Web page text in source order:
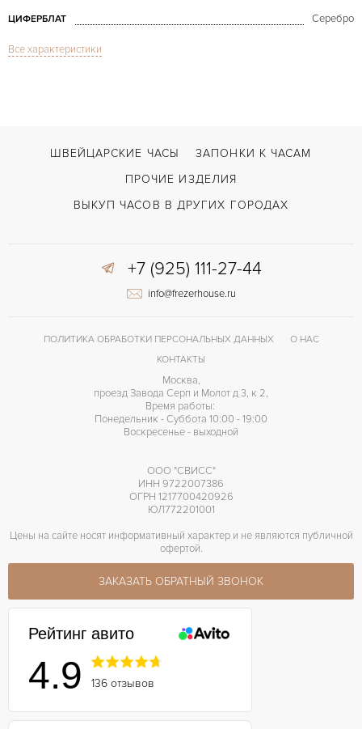
ЦИФЕРБЛАТ Серебро
СТЕКЛО
ВОЗМОЖНОСТИ ДОСТАВКИ С документами
Двойной сложности застежка
Все характеристики
ШВЕЙЦАРСКИЕ ЧАСЫ
ЗАПОНКИ К ЧАСАМ
ПРОЧИЕ ИЗДЕЛИЯ
ВЫКУП ЧАСОВ В ДРУГИХ ГОРОДАХ
+7 (925) 111-27-44
info@frezerhouse.ru
ПОЛИТИКА ОБРАБОТКИ ПЕРСОНАЛЬНЫХ ДАННЫХ
О НАС
КОНТАКТЫ
Москва,
проезд Завода Серп и Молот д 3, к 2,
Время работы:
Понедельник - Суббота 10:00 - 19:00
Воскресенье - выходной
ООО "СВИСС"
ИНН 9722007386
ОГРН 1217700420926
ЮЛ772201001
Цены на сайте носят информативный характер и не являются публичной
офертой.
ЗАКАЗАТЬ ОБРАТНЫЙ ЗВОНОК
Рейтинг авито
4.9 136 отзывов